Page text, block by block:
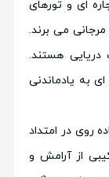
ای و تورهای
مرجانی می برند.
هستند.
به یادماندنی
روی در امتداد
از آرامش و